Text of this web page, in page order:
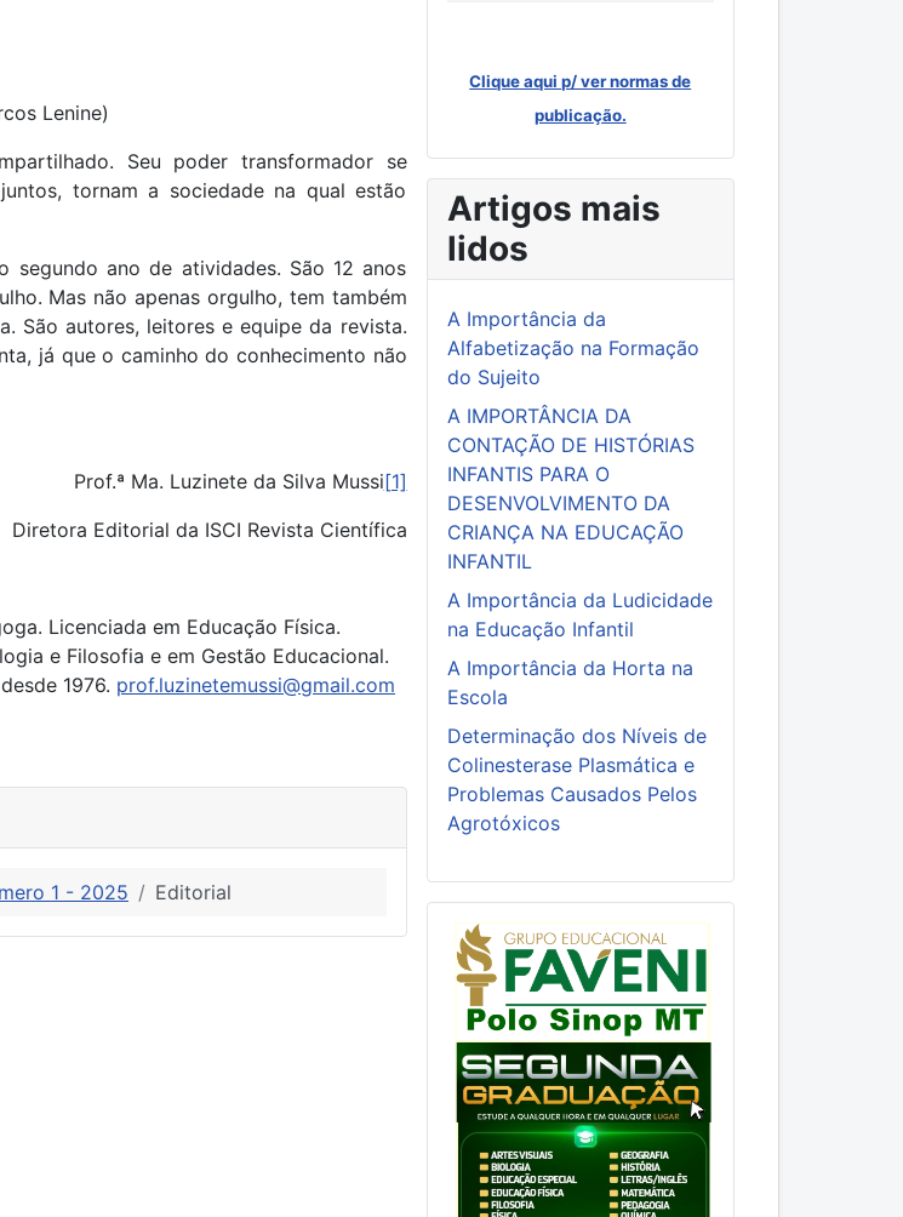
Lenine)
Seu poder transformador se
tornam a sociedade na qual estão
segundo ano de atividades. São 12 anos
Mas não apenas orgulho, tem também
São autores, leitores e equipe da revista.
já que o caminho do conhecimento não
Prof.ª Ma. Luzinete da Silva Mussi[1]
Diretora Editorial da ISCI Revista Científica
Licenciada em Educação Física.
e Filosofia e em Gestão Educacional.
1976. prof.luzinetemussi@gmail.com
1 - 2025 Editorial
Clique aqui p/ ver normas de
publicação.
Artigos mais
lidos
A Importância da
Alfabetização na Formação
do Sujeito
A IMPORTÂNCIA DA
CONTAÇÃO DE HISTÓRIAS
INFANTIS PARA O
DESENVOLVIMENTO DA
CRIANÇA NA EDUCAÇÃO
INFANTIL
A Importância da Ludicidade
na Educação Infantil
A Importância da Horta na
Escola
Determinação dos Níveis de
Colinesterase Plasmática e
Problemas Causados Pelos
Agrotóxicos